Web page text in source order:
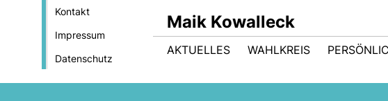
Kontakt
Impressum
Datenschutz
Maik Kowalleck
AKTUELLES WAHLKREIS